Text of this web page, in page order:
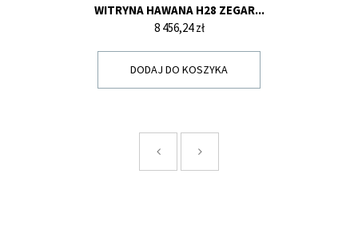
WITRYNA HAWANA H28 ZEGAR...
Cena
8 456,24 zł
DODAJ DO KOSZYKA